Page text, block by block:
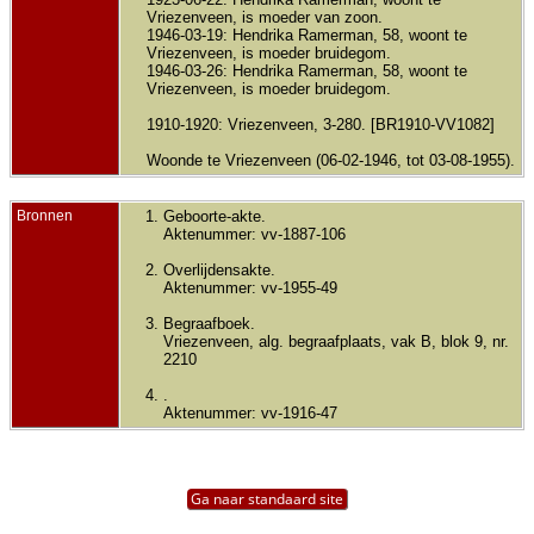
Vriezenveen, is moeder van zoon.
1946-03-19: Hendrika Ramerman, 58, woont te
Vriezenveen, is moeder bruidegom.
1946-03-26: Hendrika Ramerman, 58, woont te
Vriezenveen, is moeder bruidegom.
1910-1920: Vriezenveen, 3-280. [BR1910-VV1082]
Woonde te Vriezenveen (06-02-1946, tot 03-08-1955).
Bronnen
Geboorte-akte.
Aktenummer: vv-1887-106
Overlijdensakte.
Aktenummer: vv-1955-49
Begraafboek.
Vriezenveen, alg. begraafplaats, vak B, blok 9, nr.
2210
Aktenummer: vv-1916-47
Ga naar standaard site